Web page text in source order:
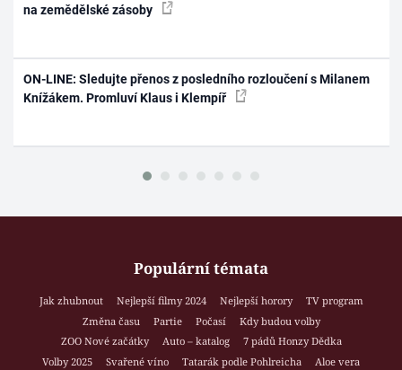
na zemědělské zásoby
ON-LINE: Sledujte přenos z posledního rozloučení s Milanem
Knížákem. Promluví Klaus i Klempíř
Populární témata
Jak zhubnout Nejlepší filmy 2024 Nejlepší horory
TV program
Změna času
Partie Počasí
Kdy budou volby
ZOO Nové začátky
Auto – katalog
7 pádů Honzy Dědka
Volby 2025
Svařené víno Tatarák podle Pohlreicha
Aloe vera